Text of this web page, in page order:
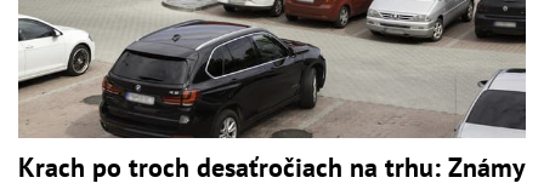
Krach po troch desaťročiach na trhu: Známy